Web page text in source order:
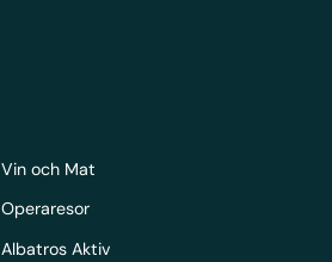
Vin och Mat
Operaresor
Albatros Aktiv